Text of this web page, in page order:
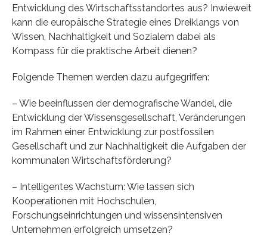
Entwicklung des Wirtschaftsstandortes aus? Inwieweit
kann die europäische Strategie eines Dreiklangs von
Wissen, Nachhaltigkeit und Sozialem dabei als
Kompass für die praktische Arbeit dienen?
Folgende Themen werden dazu aufgegriffen:
– Wie beeinflussen der demografische Wandel, die
Entwicklung der Wissensgesellschaft, Veränderungen
im Rahmen einer Entwicklung zur postfossilen
Gesellschaft und zur Nachhaltigkeit die Aufgaben der
kommunalen Wirtschaftsförderung?
– Intelligentes Wachstum: Wie lassen sich
Kooperationen mit Hochschulen,
Forschungseinrichtungen und wissensintensiven
Unternehmen erfolgreich umsetzen?